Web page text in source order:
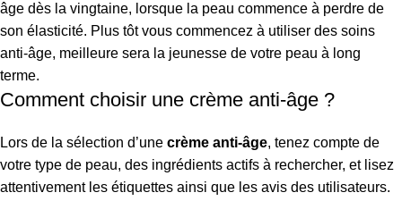
âge dès la vingtaine, lorsque la peau commence à perdre de
son élasticité. Plus tôt vous commencez à utiliser des soins
anti-âge, meilleure sera la jeunesse de votre peau à long
terme.
Comment choisir une crème anti-âge ?
Lors de la sélection d’une crème anti-âge, tenez compte de
votre type de peau, des ingrédients actifs à rechercher, et lisez
attentivement les étiquettes ainsi que les avis des utilisateurs.